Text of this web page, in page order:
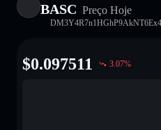
BASC Preço Hoje
$0.097511 3.07%